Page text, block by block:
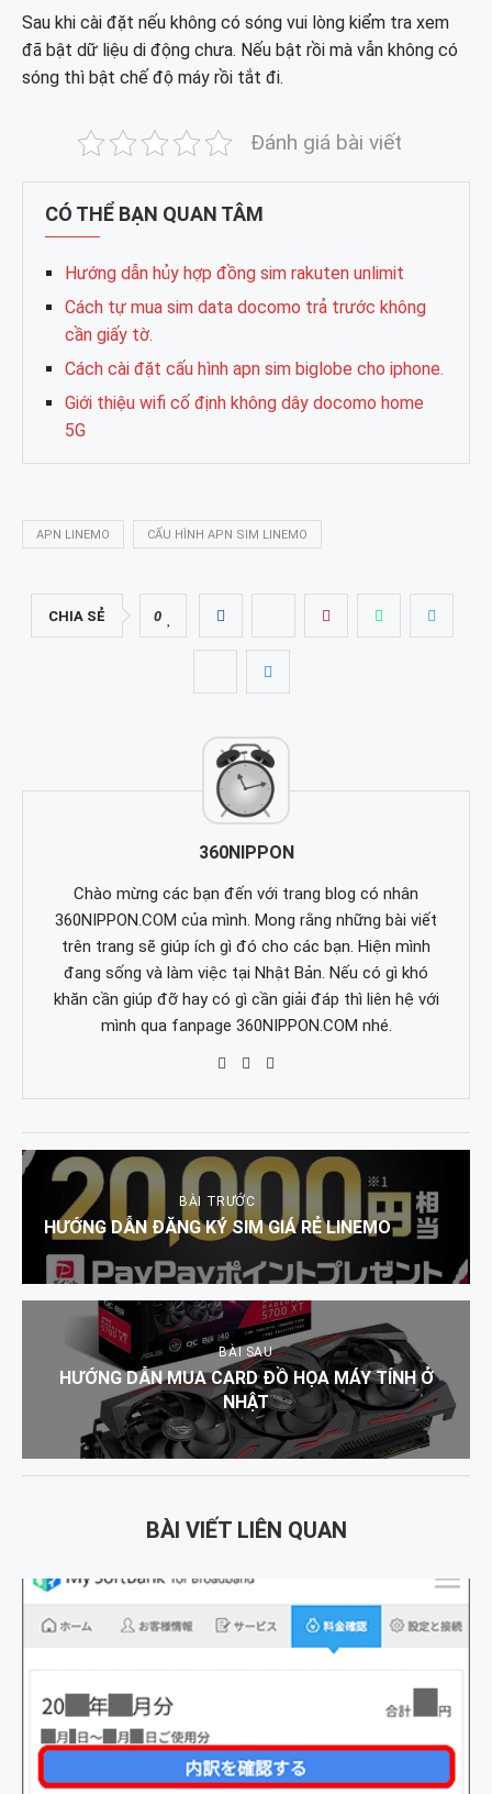
Sau khi cài đặt nếu không có sóng vui lòng kiểm tra xem
đã bật dữ liệu di động chưa. Nếu bật rồi mà vẫn không có
sóng thì bật chế độ máy rồi tắt đi.
Đánh giá bài viết
CÓ THỂ BẠN QUAN TÂM
Hướng dẫn hủy hợp đồng sim rakuten unlimit
Cách tự mua sim data docomo trả trước không
cần giấy tờ.
Cách cài đặt cấu hình apn sim biglobe cho iphone.
Giới thiệu wifi cố định không dây docomo home
5G
APN LINEMO CẤU HÌNH APN SIM LINEMO
CHIA SẺ 0
360NIPPON
Chào mừng các bạn đến với trang blog có nhân
360NIPPON.COM của mình. Mong rằng những bài viết
trên trang sẽ giúp ích gì đó cho các bạn. Hiện mình
đang sống và làm việc tại Nhật Bản. Nếu có gì khó
khăn cần giúp đỡ hay có gì cần giải đáp thì liên hệ với
mình qua fanpage 360NIPPON.COM nhé.
BÀI TRƯỚC
HƯỚNG DẪN ĐĂNG KÝ SIM GIÁ RẺ LINEMO
BÀI SAU
HƯỚNG DẪN MUA CARD ĐỒ HỌA MÁY TÍNH Ở
NHẬT
BÀI VIẾT LIÊN QUAN